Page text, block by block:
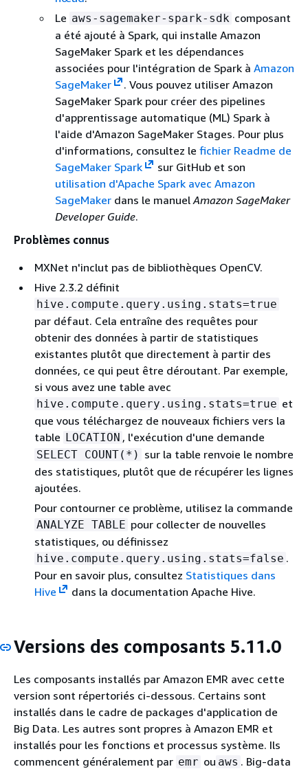
Le aws-sagemaker-spark-sdk composant
a été ajouté à Spark, qui installe Amazon
SageMaker Spark et les dépendances
associées pour l'intégration de Spark à Amazon
SageMaker
. Vous pouvez utiliser Amazon
SageMaker Spark pour créer des pipelines
d'apprentissage automatique (ML) Spark à
l'aide d'Amazon SageMaker Stages. Pour plus
d'informations, consultez le fichier Readme de
SageMaker Spark
sur GitHub et son
utilisation d'Apache Spark avec Amazon
SageMaker dans le manuelAmazon SageMaker
Developer Guide.
Problèmes connus
MXNet n'inclut pas de bibliothèques OpenCV.
Hive 2.3.2 définit
hive.compute.query.using.stats=true
par défaut. Cela entraîne des requêtes pour
obtenir des données à partir de statistiques
existantes plutôt que directement à partir des
données, ce qui peut être déroutant. Par exemple,
si vous avez une table avec
hive.compute.query.using.stats=true et
que vous téléchargez de nouveaux fichiers vers la
table LOCATION , l'exécution d'une demande
SELECT COUNT(*) sur la table renvoie le nombre
des statistiques, plutôt que de récupérer les lignes
ajoutées.
Pour contourner ce problème, utilisez la commande
ANALYZE TABLE pour collecter de nouvelles
statistiques, ou définissez
hive.compute.query.using.stats=false .
Pour en savoir plus, consultez Statistiques dans
Hive
dans la documentation Apache Hive.
Versions des composants 5.11.0
Les composants installés par Amazon EMR avec cette
version sont répertoriés ci-dessous. Certains sont
installés dans le cadre de packages d'application de
Big Data. Les autres sont propres à Amazon EMR et
installés pour les fonctions et processus système. Ils
commencent généralement par emr ou aws . Big-data